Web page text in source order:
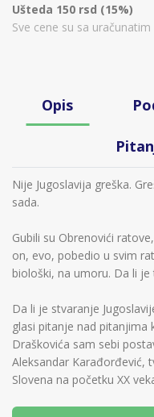
Ušteda 150 rsd (15%)
Sve cene su sa uračunatim
Opis
Nije Jugoslavija greška.
sada.
Gubili su Obrenovići
on, evo, pobedio u svim
biološki, na umoru. Da li je
Da li je stvaranje
glasi pitanje nad
Draškovića sam sebi
Aleksandar Karađorđević,
Slovena na početku XX